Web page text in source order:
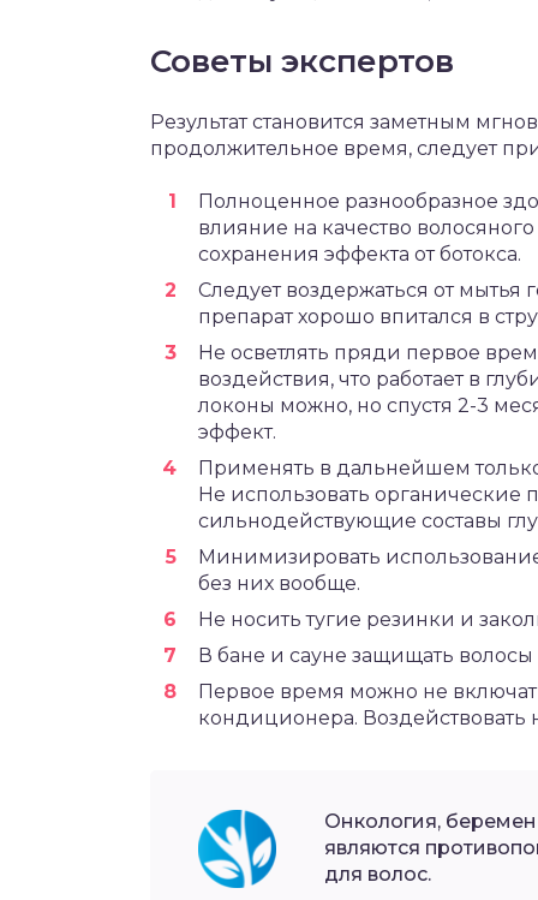
Советы экспертов
Результат становится заметным
продолжительное время, следует
Полноценное разнообразное
влияние на качество
сохранения эффекта от ботокса.
Следует воздержаться от мытья
препарат хорошо впитался в
Не осветлять пряди первое
воздействия, что работает в
локоны можно, но спустя 2-3
эффект.
Применять в дальнейшем
Не использовать органические
сильнодействующие составы
Минимизировать
без них вообще.
Не носить тугие резинки и
В бане и сауне защищать
Первое время можно не
кондиционера. Воздействовать
Онкология,
являются
для волос.